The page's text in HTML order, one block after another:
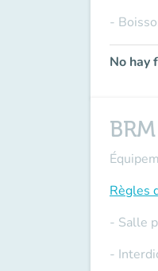
-
No hay
Règles
- Salle
-